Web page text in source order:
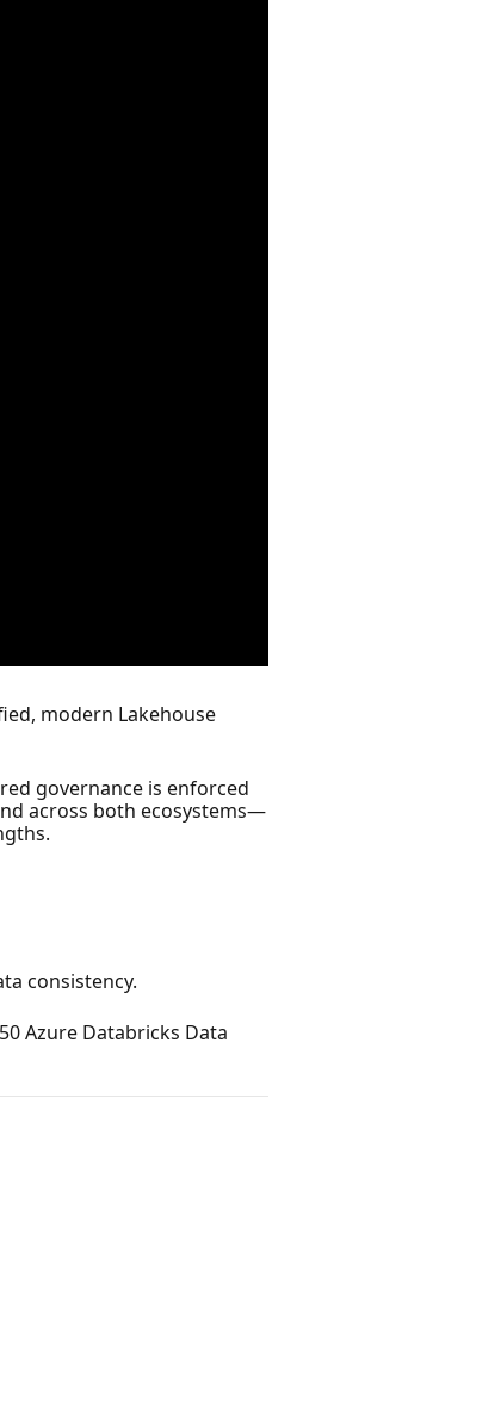
modern Lakehouse
governance is enforced
across both ecosystems—
consistency.
Azure Databricks Data